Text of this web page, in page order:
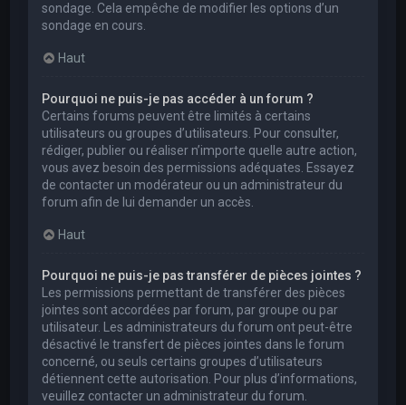
sondage. Cela empêche de modifier les options d’un
sondage en cours.
Haut
Pourquoi ne puis-je pas accéder à un forum ?
Certains forums peuvent être limités à certains
utilisateurs ou groupes d’utilisateurs. Pour consulter,
rédiger, publier ou réaliser n’importe quelle autre action,
vous avez besoin des permissions adéquates. Essayez
de contacter un modérateur ou un administrateur du
forum afin de lui demander un accès.
Haut
Pourquoi ne puis-je pas transférer de pièces jointes ?
Les permissions permettant de transférer des pièces
jointes sont accordées par forum, par groupe ou par
utilisateur. Les administrateurs du forum ont peut-être
désactivé le transfert de pièces jointes dans le forum
concerné, ou seuls certains groupes d’utilisateurs
détiennent cette autorisation. Pour plus d’informations,
veuillez contacter un administrateur du forum.